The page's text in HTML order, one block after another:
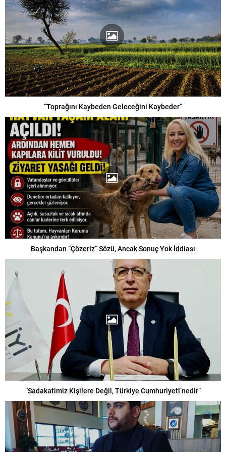
“Toprağını Kaybeden Geleceğini Kaybeder”
Başkandan “Çözeriz” Sözü, Ancak Sonuç Yok İddiası
“Sadakatimiz Kişilere Değil, Türkiye Cumhuriyeti’nedir”